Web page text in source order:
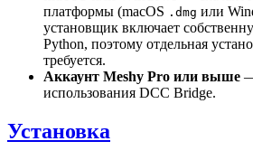
платформы (macOS .dmg или
установщик включает
Python, поэтому отдельная
требуется.
Аккаунт Meshy Pro или выше
использования DCC Bridge.
Установка